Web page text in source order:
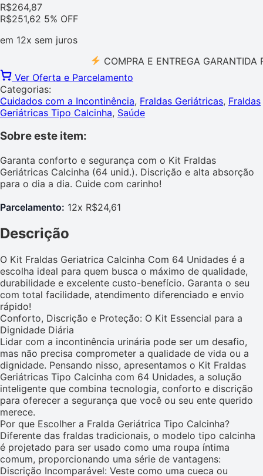
R$264,87
R$251,62 5% OFF
em 12x sem juros
COMPRA E ENTREGA GARANTIDA
Ver Oferta e Parcelamento
Categorias:
Cuidados com a Incontinência, Fraldas Geriátricas, Fraldas
Geriátricas Tipo Calcinha, Saúde
Sobre este item:
Garanta conforto e segurança com o Kit Fraldas
Geriátricas Calcinha (64 unid.). Discrição e alta absorção
para o dia a dia. Cuide com carinho!
Parcelamento: 12x R$24,61
Descrição
O Kit Fraldas Geriatrica Calcinha Com 64 Unidades é a
escolha ideal para quem busca o máximo de qualidade,
durabilidade e excelente custo-benefício. Garanta o seu
com total facilidade, atendimento diferenciado e envio
rápido!
Conforto, Discrição e Proteção: O Kit Essencial para a
Dignidade Diária
Lidar com a incontinência urinária pode ser um desafio,
mas não precisa comprometer a qualidade de vida ou a
dignidade. Pensando nisso, apresentamos o Kit Fraldas
Geriátricas Tipo Calcinha com 64 Unidades, a solução
inteligente que combina tecnologia, conforto e discrição
para oferecer a segurança que você ou seu ente querido
merece.
Por que Escolher a Fralda Geriátrica Tipo Calcinha?
Diferente das fraldas tradicionais, o modelo tipo calcinha
é projetado para ser usado como uma roupa íntima
comum, proporcionando uma série de vantagens:
Discrição Incomparável: Veste como uma cueca ou